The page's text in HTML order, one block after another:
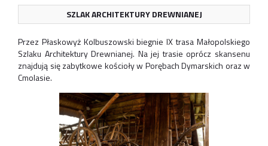
SZLAK ARCHITEKTURY DREWNIANEJ
Przez Płaskowyż Kolbuszowski biegnie IX trasa Małopolskiego
Szlaku Architektury Drewnianej. Na jej trasie oprócz skansenu
znajdują się zabytkowe kościoły w Porębach Dymarskich oraz w
Cmolasie.